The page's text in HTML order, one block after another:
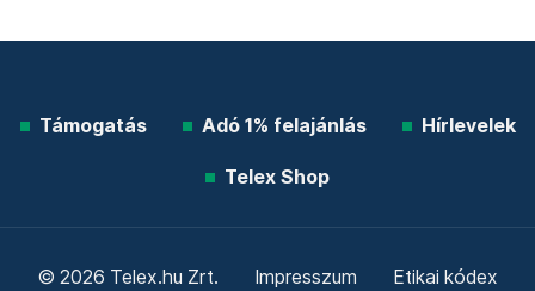
Támogatás Adó 1% felajánlás Hírlevelek
Telex Shop
© 2026 Telex.hu Zrt. Impresszum Etikai kódex